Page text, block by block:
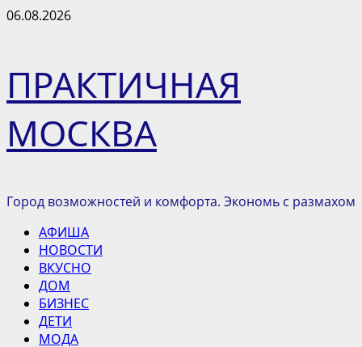
Перейти
06.08.2026
ПРАКТИЧНАЯ
МОСКВА
Город возможностей и комфорта. Экономь с размахом
Основное
меню
АФИША
НОВОСТИ
ВКУСНО
ДОМ
БИЗНЕС
ДЕТИ
МОДА